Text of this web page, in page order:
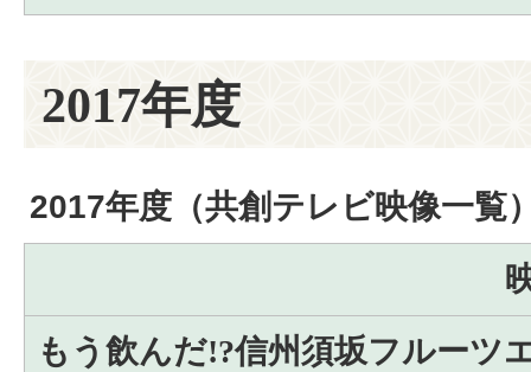
2017年度
2017年度（共創テレビ映像一覧
もう飲んだ!?信州須坂フルーツ